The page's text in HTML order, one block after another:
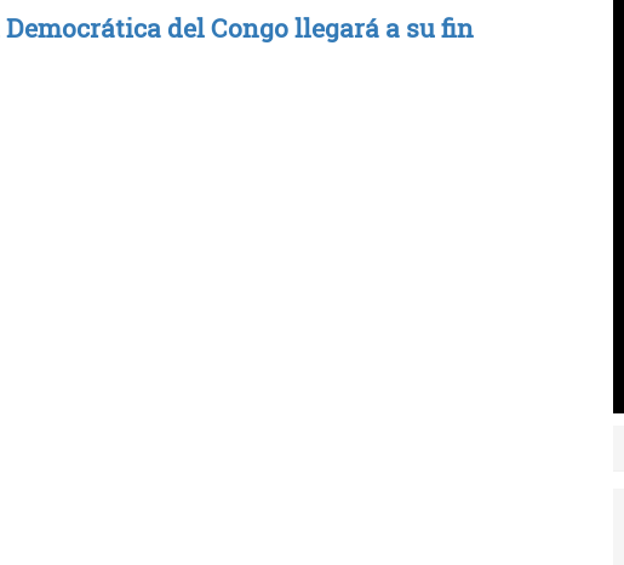
del Congo llegará a su fin